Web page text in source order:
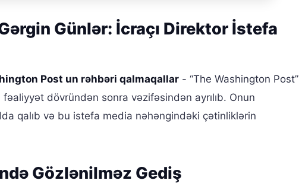
Günlər: İcraçı Direktor İstefa
Post un rəhbəri qalmaqallar - “The Washington Post”
dövründən sonra vəzifəsindən ayrılıb. Onun
qalıb və bu istefa media nəhəngindəki çətinliklərin
Gözlənilməz Gediş